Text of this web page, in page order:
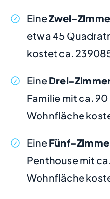
EineZwei-
etwa 45
kostet ca.
EineDrei-
Familie mit ca.
Wohnfläche
EineFünf-
Penthouse mit
Wohnfläche